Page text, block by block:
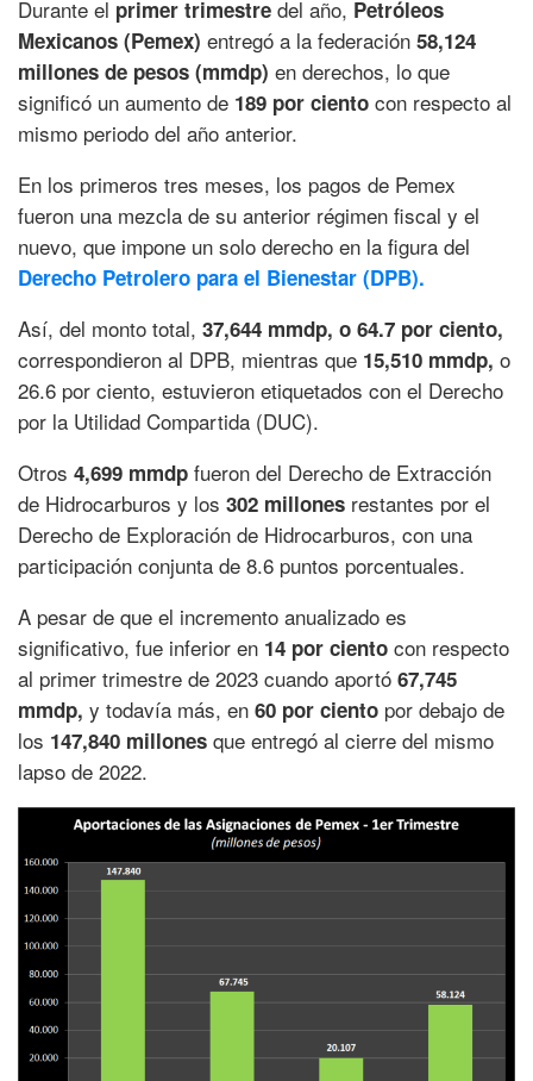
Durante el primer trimestre del año, Petróleos
Mexicanos (Pemex) entregó a la federación 58,124
millones de pesos (mmdp) en derechos, lo que
significó un aumento de 189 por ciento con respecto al
mismo periodo del año anterior.
En los primeros tres meses, los pagos de Pemex
fueron una mezcla de su anterior régimen fiscal y el
nuevo, que impone un solo derecho en la figura del
Derecho Petrolero para el Bienestar (DPB).
Así, del monto total, 37,644 mmdp, o 64.7 por ciento,
correspondieron al DPB, mientras que 15,510 mmdp, o
26.6 por ciento, estuvieron etiquetados con el Derecho
por la Utilidad Compartida (DUC).
Otros 4,699 mmdp fueron del Derecho de Extracción
de Hidrocarburos y los 302 millones restantes por el
Derecho de Exploración de Hidrocarburos, con una
participación conjunta de 8.6 puntos porcentuales.
A pesar de que el incremento anualizado es
significativo, fue inferior en 14 por ciento con respecto
al primer trimestre de 2023 cuando aportó 67,745
mmdp, y todavía más, en 60 por ciento por debajo de
los 147,840 millones que entregó al cierre del mismo
lapso de 2022.